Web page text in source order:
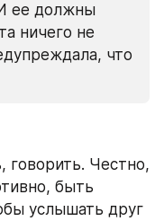
ее должны
ничего не
что
говорить. Честно,
быть
услышать друг